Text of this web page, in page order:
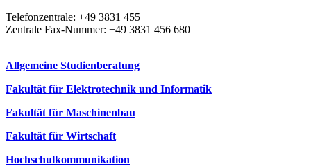
Telefonzentrale: +49 3831 455
Zentrale Fax-Nummer: +49 3831 456 680
Allgemeine Studienberatung
Fakultät für Elektrotechnik und Informatik
Fakultät für Maschinenbau
Fakultät für Wirtschaft
Hochschulkommunikation